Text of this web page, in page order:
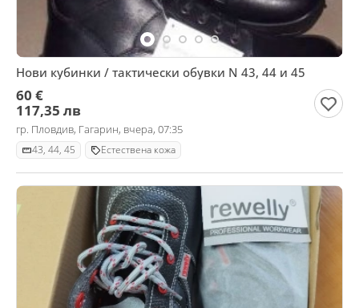
Нови кубинки / тактически обувки N 43, 44 и 45
60 €
117,35 лв
гр. Пловдив, Гагарин, вчера, 07:35
43, 44, 45 Естествена кожа